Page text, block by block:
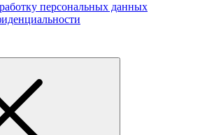
персональных данных